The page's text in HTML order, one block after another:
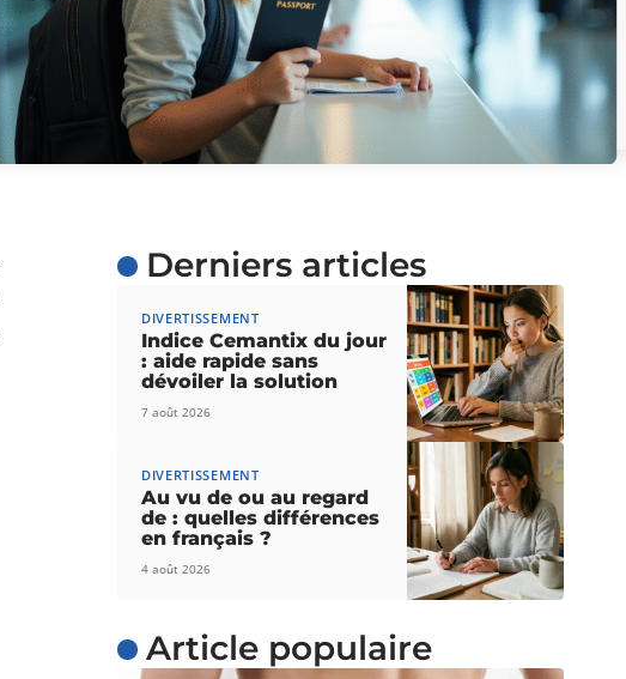
Derniers articles
DIVERTISSEMENT
Indice Cemantix du jour
: aide rapide sans
dévoiler la solution
7 août 2026
DIVERTISSEMENT
Au vu de ou au regard
de : quelles différences
en français ?
4 août 2026
Article populaire